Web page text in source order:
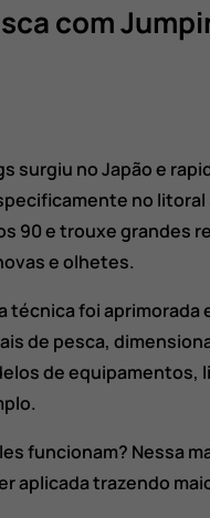
com
surgiu no Japão e
no
90 e trouxe grandes
e olhetes.
técnica foi aprimorada
de pesca,
de equipamentos,
funcionam? Nessa
aplicada trazendo